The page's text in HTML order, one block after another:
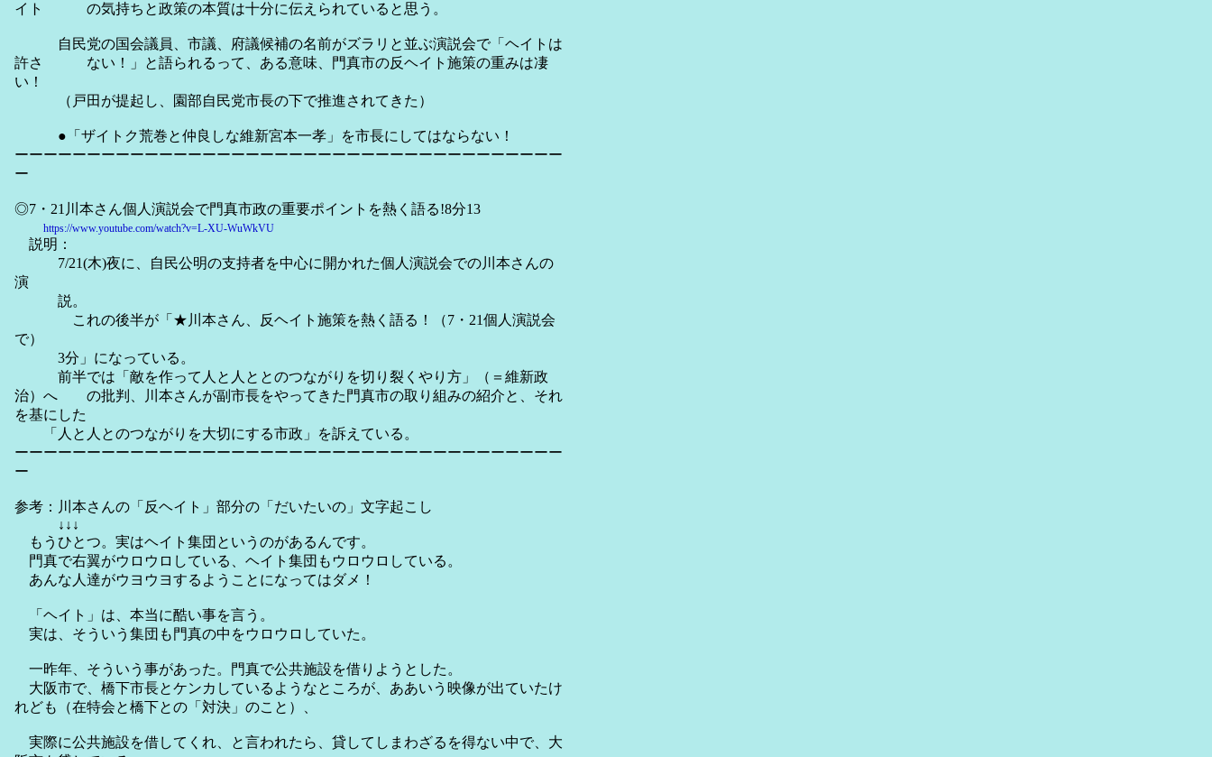
イト の気持ちと政策の本質は十分に伝えられていると思う。
自民党の国会議員、市議、府議候補の名前がズラリと並ぶ演説会で「ヘイトは
許さ ない！」と語られるって、ある意味、門真市の反ヘイト施策の重みは凄
い！
（戸田が提起し、園部自民党市長の下で推進されてきた）
●「ザイトク荒巻と仲良しな維新宮本一孝」を市長にしてはならない！
ーーーーーーーーーーーーーーーーーーーーーーーーーーーーーーーーーーーーーー
ー
◎7・21川本さん個人演説会で門真市政の重要ポイントを熱く語る!8分13
https://www.youtube.com/watch?v=L-XU-WuWkVU
説明：
7/21(木)夜に、自民公明の支持者を中心に開かれた個人演説会での川本さんの
演
説。
これの後半が「★川本さん、反ヘイト施策を熱く語る！（7・21個人演説会
で）
3分」になっている。
前半では「敵を作って人と人ととのつながりを切り裂くやり方」（＝維新政
治）へ の批判、川本さんが副市長をやってきた門真市の取り組みの紹介と、それ
を基にした
「人と人とのつながりを大切にする市政」を訴えている。
ーーーーーーーーーーーーーーーーーーーーーーーーーーーーーーーーーーーーーー
ー
参考：川本さんの「反ヘイト」部分の「だいたいの」文字起こし
↓↓↓
もうひとつ。実はヘイト集団というのがあるんです。
門真で右翼がウロウロしている、ヘイト集団もウロウロしている。
あんな人達がウヨウヨするようことになってはダメ！
「ヘイト」は、本当に酷い事を言う。
実は、そういう集団も門真の中をウロウロしていた。
一昨年、そういう事があった。門真で公共施設を借りようとした。
大阪市で、橋下市長とケンカしているようなところが、ああいう映像が出ていたけ
れども（在特会と橋下との「対決」のこと）、
実際に公共施設を借してくれ、と言われたら、貸してしまわざるを得ない中で、大